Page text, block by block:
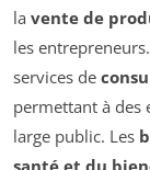
la vente de
les
services de
permettant à des
large public. Les
santé et du